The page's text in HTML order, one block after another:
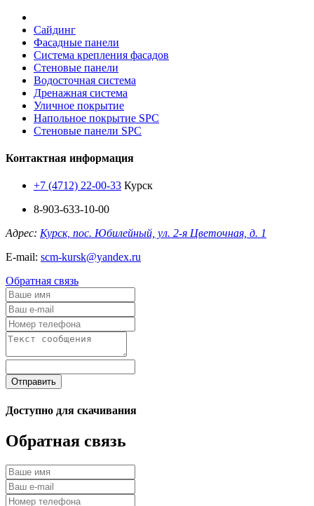
Сайдинг
Фасадные панели
Система крепления фасадов
Стеновые панели
Водосточная система
Дренажная система
Уличное покрытие
Напольное покрытие SPC
Стеновые панели SPC
Контактная информация
+7 (4712) 22-00-33 Курск
8-903-633-10-00
Адрес: Курск, пос. Юбилейный, ул. 2-я Цветочная, д. 1
E-mail: scm-kursk@yandex.ru
Обратная связь
Отправить
Доступно для скачивания
Обратная связь